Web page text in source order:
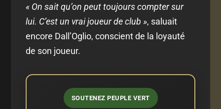
« On sait qu’on peut toujours compter sur
lui. C’est un vrai joueur de club », saluait
encore Dall’Oglio, conscient de la loyauté
de son joueur.
SOUTENEZ PEUPLE VERT